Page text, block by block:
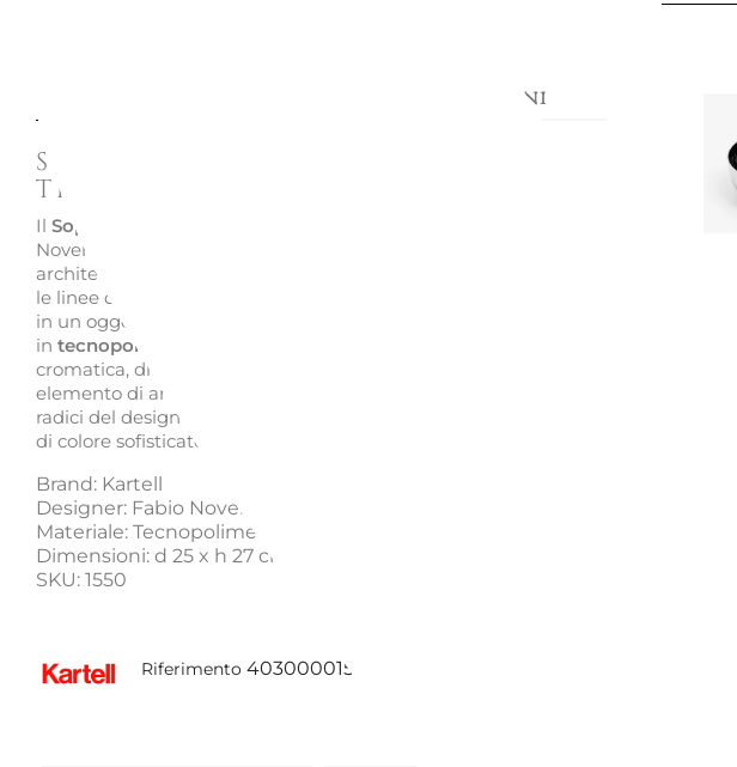
Richiedi informazioni
Soprammobile Contenitore
Trullo 1550 - Kartell
Il Soprammobile Contenitore Trullo
Novembre, reinterpreta in chiave contemporanea l’iconica
architettura pugliese di Alberobello. Il coperchio conico richiama
le linee dei celebri trulli, trasformando un semplice contenitore
in un oggetto dal forte valore simbolico e decorativo. Realizzato
in tecnopolimero
cromatica, diventando protagonista sulla tavola o come
elemento di arredo. Parte di un percorso creativo che celebra le
radici del designer, il Trullo si distingue per le sue combinazioni
di colore sofisticate, perfette per ambienti moderni e ricercati.
Brand: Kartell
Designer: Fabio Novembre
Materiale: Tecnopolimero
Dimensioni: d 25 x h 27 cm
SKU: 1550
Riferimento 4030000155004 | 1550/GB